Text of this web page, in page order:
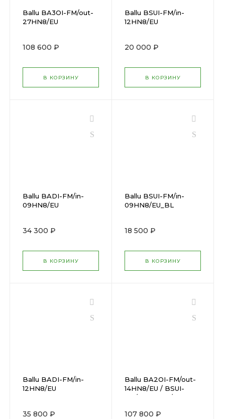
Ballu BA3OI-FM/out-
27HN8/EU
108 600 ₽
В КОРЗИНУ
Ballu BSUI-FM/in-
12HN8/EU
20 000 ₽
В КОРЗИНУ
Ballu BADI-FM/in-
09HN8/EU
34 300 ₽
В КОРЗИНУ
Ballu BSUI-FM/in-
09HN8/EU_BL
18 500 ₽
В КОРЗИНУ
Ballu BADI-FM/in-
12HN8/EU
35 800 ₽
Ballu BA2OI-FM/out-
14HN8/EU / BSUI-
FM/in-07HN8/EUx2
107 800 ₽